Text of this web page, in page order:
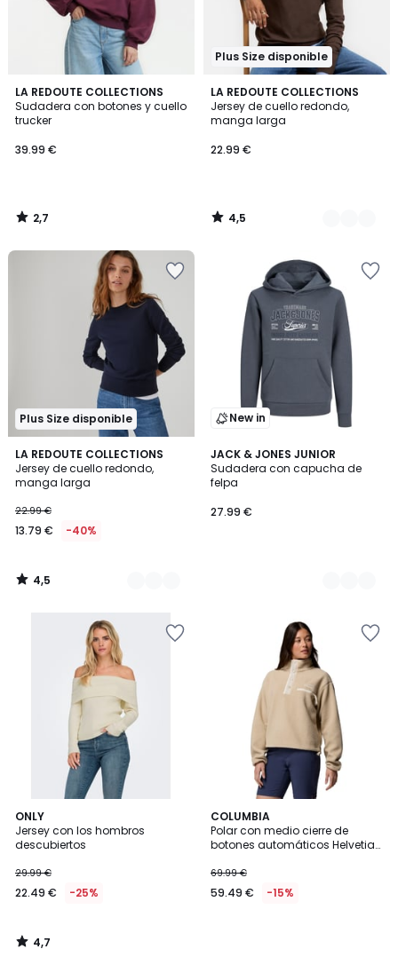
LA REDOUTE COLLECTIONS
Sudadera con botones y cuello
trucker
39.99 €
2,7
/ 5
2,7
/
Plus Size disponible
LA REDOUTE COLLECTIONS
Jersey de cuello redondo,
manga larga
22.99 €
4,5
/ 5
3
Colores
4,5
/
Plus Size disponible
LA REDOUTE COLLECTIONS
Jersey de cuello redondo,
manga larga
22.99 €
13.79 € -40%
4,5
/ 5
4
Colores
4,5
/
New in
JACK & JONES JUNIOR
Sudadera con capucha de
felpa
27.99 €
2
Colores
ONLY
Jersey con los hombros
descubiertos
29.99 €
22.49 € -25%
4,7
/ 5
4,7
/
COLUMBIA
Polar con medio cierre de
botones automáticos Helvetia™
69.99 €
59.49 € -15%